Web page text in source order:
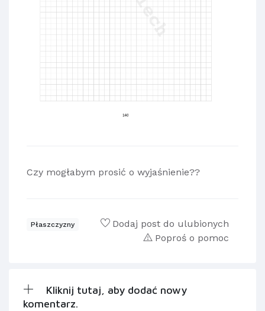
Czy mogłabym prosić o wyjaśnienie??
Płaszczyzny
Dodaj post do ulubionych
Poproś o pomoc
Kliknij tutaj, aby dodać nowy
komentarz.